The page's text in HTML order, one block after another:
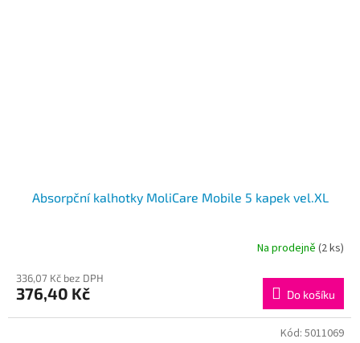
Absorpční kalhotky MoliCare Mobile 5 kapek vel.XL
Na prodejně (2 ks)
336,07 Kč bez DPH
376,40 Kč Do košíku
Kód: 5011069